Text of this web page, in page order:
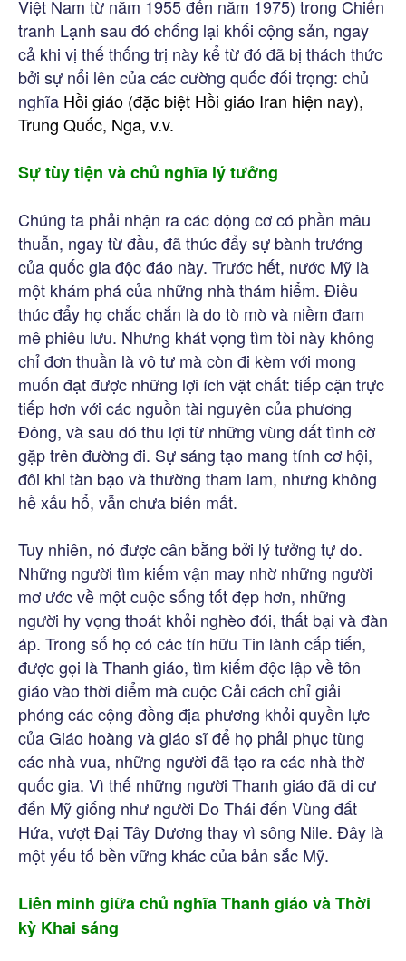
Việt Nam từ năm 1955 đến năm 1975) trong Chiến
tranh Lạnh sau đó chống lại khối cộng sản, ngay
cả khi vị thế thống trị này kể từ đó đã bị thách thức
bởi sự nổi lên của các cường quốc đối trọng: chủ
nghĩa Hồi giáo (đặc biệt Hồi giáo Iran hiện nay),
Trung Quốc, Nga, v.v.
Sự tùy tiện và chủ nghĩa lý tưởng
Chúng ta phải nhận ra các động cơ có phần mâu
thuẫn, ngay từ đầu, đã thúc đẩy sự bành trướng
của quốc gia độc đáo này. Trước hết, nước Mỹ là
một khám phá của những nhà thám hiểm. Điều
thúc đẩy họ chắc chắn là do tò mò và niềm đam
mê phiêu lưu. Nhưng khát vọng tìm tòi này không
chỉ đơn thuần là vô tư mà còn đi kèm với mong
muốn đạt được những lợi ích vật chất: tiếp cận trực
tiếp hơn với các nguồn tài nguyên của phương
Đông, và sau đó thu lợi từ những vùng đất tình cờ
gặp trên đường đi. Sự sáng tạo mang tính cơ hội,
đôi khi tàn bạo và thường tham lam, nhưng không
hề xấu hổ, vẫn chưa biến mất.
Tuy nhiên, nó được cân bằng bởi lý tưởng tự do.
Những người tìm kiếm vận may nhờ những người
mơ ước về một cuộc sống tốt đẹp hơn, những
người hy vọng thoát khỏi nghèo đói, thất bại và đàn
áp. Trong số họ có các tín hữu Tin lành cấp tiến,
được gọi là Thanh giáo, tìm kiếm độc lập về tôn
giáo vào thời điểm mà cuộc Cải cách chỉ giải
phóng các cộng đồng địa phương khỏi quyền lực
của Giáo hoàng và giáo sĩ để họ phải phục tùng
các nhà vua, những người đã tạo ra các nhà thờ
quốc gia. Vì thế những người Thanh giáo đã di cư
đến Mỹ giống như người Do Thái đến Vùng đất
Hứa, vượt Đại Tây Dương thay vì sông Nile. Đây là
một yếu tố bền vững khác của bản sắc Mỹ.
Liên minh giữa chủ nghĩa Thanh giáo và Thời
kỳ Khai sáng